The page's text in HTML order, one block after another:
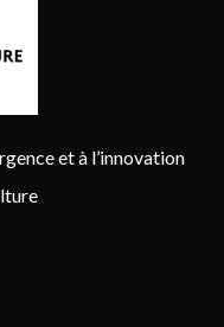
et à l’innovation